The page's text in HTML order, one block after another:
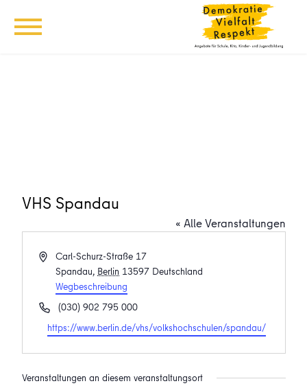
VHS Spandau
« Alle Veranstaltungen
AdresseCarl-Schurz-Straße 17
Spandau, Berlin 13597 Deutschland
Wegbeschreibung
Telefon(030) 902 795 000
Webseite
https://www.berlin.de/vhs/volkshochschulen/spandau/
Veranstaltungen an diesem veranstaltungsort